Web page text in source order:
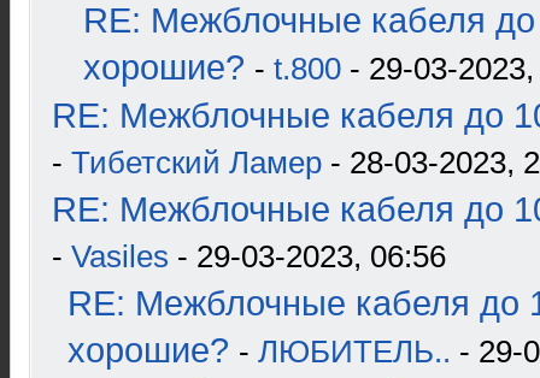
RE: Межблочные кабеля до
хорошие? - t.800 - 29-03-
RE: Межблочные кабеля до
- Тибетский Ламер - 28-03-2023,
RE: Межблочные кабеля до
- Vasiles - 29-03-2023, 06:56
RE: Межблочные кабеля до
хорошие? - ЛЮБИТЕЛЬ.. - 29-